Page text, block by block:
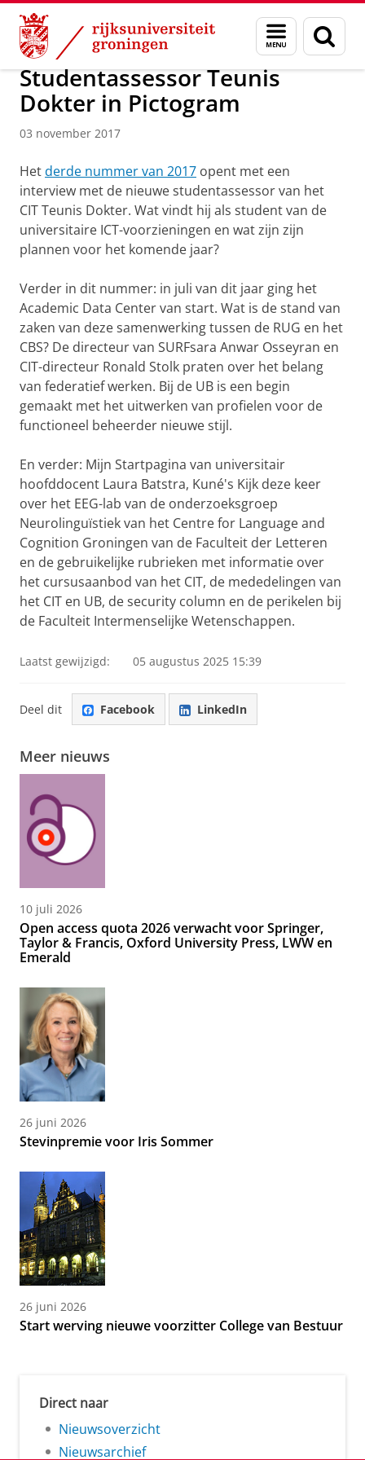
Skip
Content
Skip
Navigation
Menu
en
zoeken
Over ons Actueel Nieuws Nieuwsberichten
Studentassessor Teunis
Dokter in Pictogram
03 november 2017
Hetderde nummer van 2017 opent met een
interview met de nieuwe studentassessor van het
CIT Teunis Dokter. Wat vindt hij als student van de
universitaire ICT-voorzieningen en wat zijn zijn
plannen voor het komende jaar?
Verder in dit nummer: in juli van dit jaar ging het
Academic Data Center van start. Wat is de stand van
zaken van deze samenwerking tussen de RUG en het
CBS? De directeur van SURFsara Anwar Osseyran en
CIT-directeur Ronald Stolk praten over het belang
van federatief werken. Bij de UB is een begin
gemaakt met het uitwerken van profielen voor de
functioneel beheerder nieuwe stijl.
En verder: Mijn Startpagina van universitair
hoofddocent Laura Batstra, Kuné's Kijk deze keer
over het EEG-lab van de onderzoeksgroep
Neurolinguïstiek van het Centre for Language and
Cognition Groningen van de Faculteit der Letteren
en de gebruikelijke rubrieken met informatie over
het cursusaanbod van het CIT, de mededelingen van
het CIT en UB, de security column en de perikelen bij
de Faculteit Intermenselijke Wetenschappen.
Laatst gewijzigd: 05 augustus 2025 15:39
Deel dit Facebook LinkedIn
Meer nieuws
10 juli 2026
Open access quota 2026 verwacht voor Springer,
Taylor & Francis, Oxford University Press, LWW en
Emerald
26 juni 2026
Stevinpremie voor Iris Sommer
26 juni 2026
Start werving nieuwe voorzitter College van Bestuur
Direct naar
Nieuwsoverzicht
Nieuwsarchief